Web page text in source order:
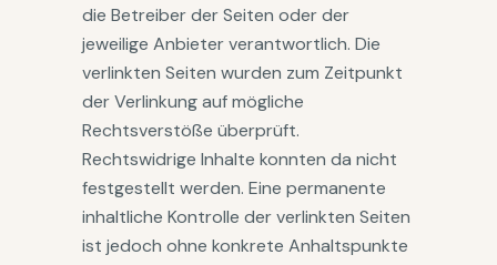
die Betreiber der Seiten oder der
jeweilige Anbieter verantwortlich. Die
verlinkten Seiten wurden zum Zeitpunkt
der Verlinkung auf mögliche
Rechtsverstöße überprüft.
Rechtswidrige Inhalte konnten da nicht
festgestellt werden. Eine permanente
inhaltliche Kontrolle der verlinkten Seiten
ist jedoch ohne konkrete Anhaltspunkte